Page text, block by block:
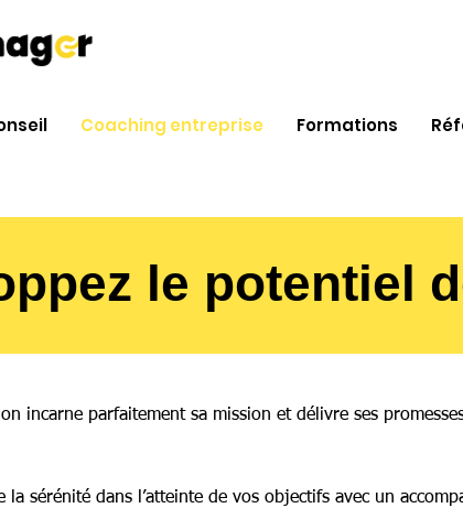
Coaching entreprise Formations
le potentiel
incarne parfaitement sa mission et délivre ses
la sérénité dans l’atteinte de vos objectifs avec un